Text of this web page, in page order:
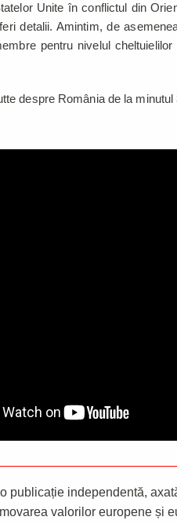
Unite în conflictul din
detalii. Amintim, de
pentru nivelul
despre România de la minutul
o publicație independentă,
valorilor europene și